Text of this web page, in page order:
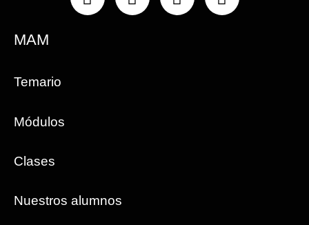
MAM
Temario
Módulos
Clases
Nuestros alumnos